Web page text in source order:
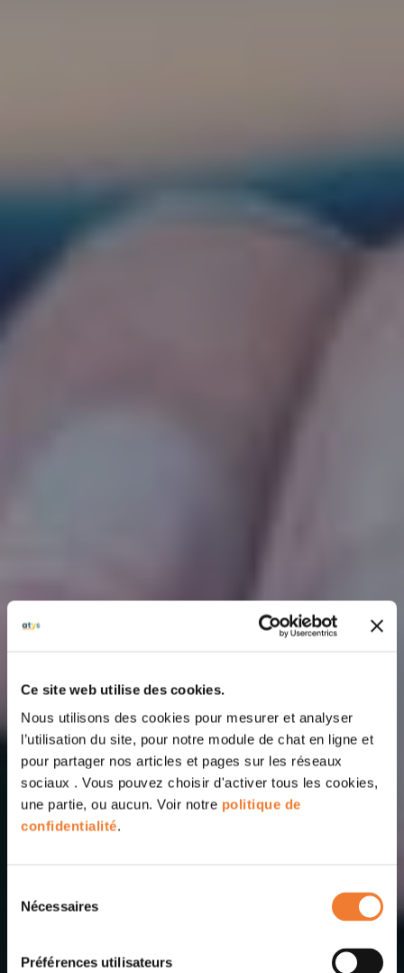
Ce site web utilise des cookies.
Nous utilisons des cookies pour mesurer et analyser
l’utilisation du site, pour notre module de chat en ligne et
pour partager nos articles et pages sur les réseaux
sociaux . Vous pouvez choisir d'activer tous les cookies,
une partie, ou aucun. Voir notre politique de
confidentialité.
Nécessaires
Préférences utilisateurs